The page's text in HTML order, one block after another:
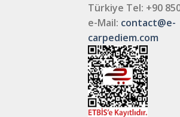
Türkiye Tel: +90
e-Mail: contact@e-
carpediem.com